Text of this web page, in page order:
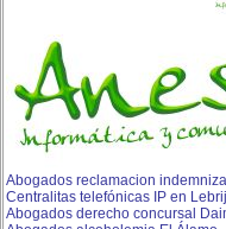
Abogados reclamacion
Centralitas telefónicas IP en
Abogados derecho concursal